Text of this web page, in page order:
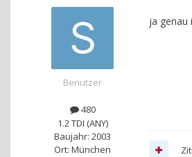
Benutzer
480
1.2 TDI (ANY)
Baujahr: 2003
Ort: München
ja genau